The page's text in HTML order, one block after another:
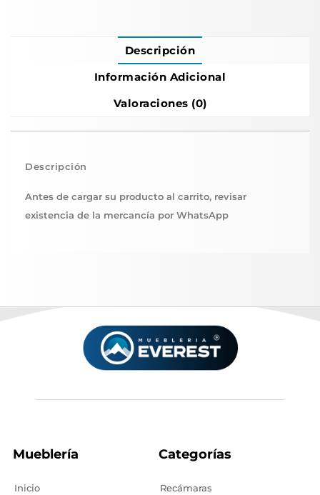
Descripción
Información Adicional
Valoraciones (0)
Descripción
Antes de cargar su producto al carrito, revisar
existencia de la mercancía por WhatsApp
Mueblería
Inicio
Categorías
Recámaras